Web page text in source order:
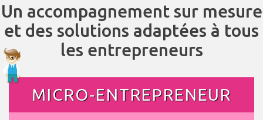
Un accompagnement sur mesure
et des solutions adaptées à tous
les entrepreneurs
MICRO-ENTREPRENEUR